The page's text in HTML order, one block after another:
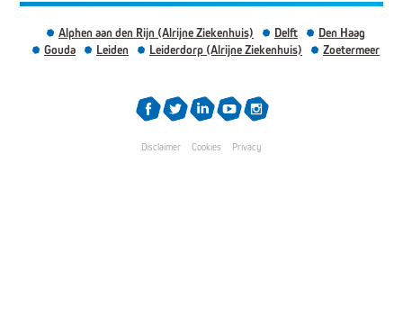
Alphen aan den Rijn (Alrijne Ziekenhuis) Delft
Den Haag
Gouda
Leiden Leiderdorp (Alrijne Ziekenhuis) Zoetermeer
Disclaimer Cookies Privacy